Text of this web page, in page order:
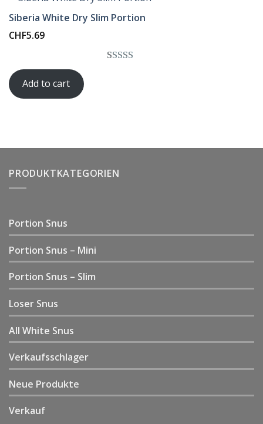
Siberia White Dry Slim Portion
CHF5.69
Add to cart
PRODUKTKATEGORIEN
Portion Snus
Portion Snus – Mini
Portion Snus – Slim
Loser Snus
All White Snus
Verkaufsschlager
Neue Produkte
Verkauf